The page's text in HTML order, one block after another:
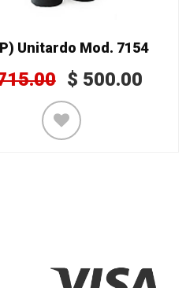
Unitardo Mod. 7154
$ 500.00